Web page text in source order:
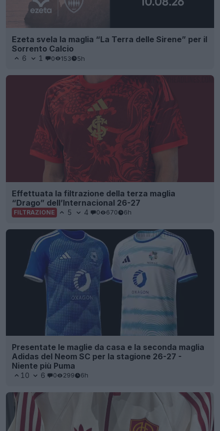
Ezeta svela la maglia “La Terra delle Sirene” per il
Sorrento Calcio
6 1 0 153 5h
Effettuata la filtrazione della terza maglia
“Drago” dell’Internacional 26-27
FILTRAZIONE 5 4 0 670 6h
Presentate le maglie da casa e la seconda maglia
Adidas del Neom SC per la stagione 26-27 -
Niente più Puma
10 6 0 299 6h